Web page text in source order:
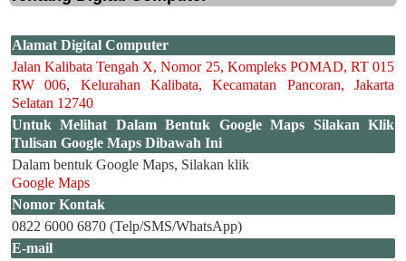
Alamat Digital Computer
Jalan Kalibata Tengah X, Nomor 25, Kompleks POMAD, RT 015
RW 006, Kelurahan Kalibata, Kecamatan Pancoran, Jakarta
Selatan 12740
Untuk Melihat Dalam Bentuk Google Maps Silakan Klik
Tulisan Google Maps Dibawah Ini
Dalam bentuk Google Maps, Silakan klik
Google Maps
Nomor Kontak
0822 6000 6870 (Telp/SMS/WhatsApp)
E-mail